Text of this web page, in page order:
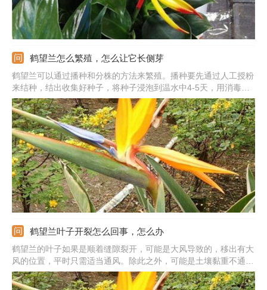
鹤望兰怎么繁殖，怎么让它长侧芽
鹤望兰可以通过播种和分株的方法来繁殖。播种要先通过人工授粉
来结种，结出收集好种子，将种子浸泡到温水中4-5天，用消毒溶
液浸泡几分钟，捞出放在温暖处催芽，然后准备好合适的土壤，将
种子播撒进去。分株要结合春季换盆时进行，选好健壮的母株，用
刀子将根茎部分切开，分成几部分小植株，切口处涂抹草木灰移
栽。
鹤望兰叶子开裂怎么回事，怎么办
鹤望兰的叶子如果是顺着缝隙裂开，可能是大风导致的，移出有大
风的位置，平时只需适当通风。除此之外，可能是土壤黏重不通透
导致的，可及时更换土壤，换上疏松、透气的沙质土。也可能是生
长环境中温度很低导致的，冬季温度要保持在10摄氏度以上。还可